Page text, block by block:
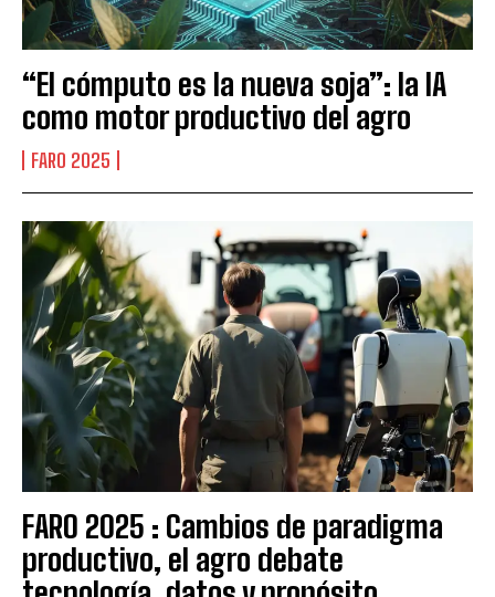
“El cómputo es la nueva soja”: la IA
como motor productivo del agro
FARO 2025
FARO 2025 : Cambios de paradigma
productivo, el agro debate